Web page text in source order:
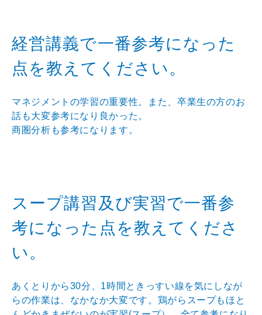
経営講義で一番参考になった
点を教えてください。
マネジメントの学習の重要性。また、卒業生の方のお
話も大変参考になり良かった。
商圏分析も参考になります。
スープ講習及び実習で一番参
考になった点を教えてくださ
い。
あくとりから30分、1時間ときっすい線を気にしなが
らの作業は、なかなか大変です。鶏がらスープもほと